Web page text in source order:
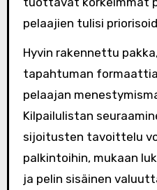
pelaajien tulisi
Hyvin rakennettu
tapahtuman
pelaajan
Kilpailulistan
sijoitusten tavoittelu
palkintoihin, mukaan
ja pelin sisäinen